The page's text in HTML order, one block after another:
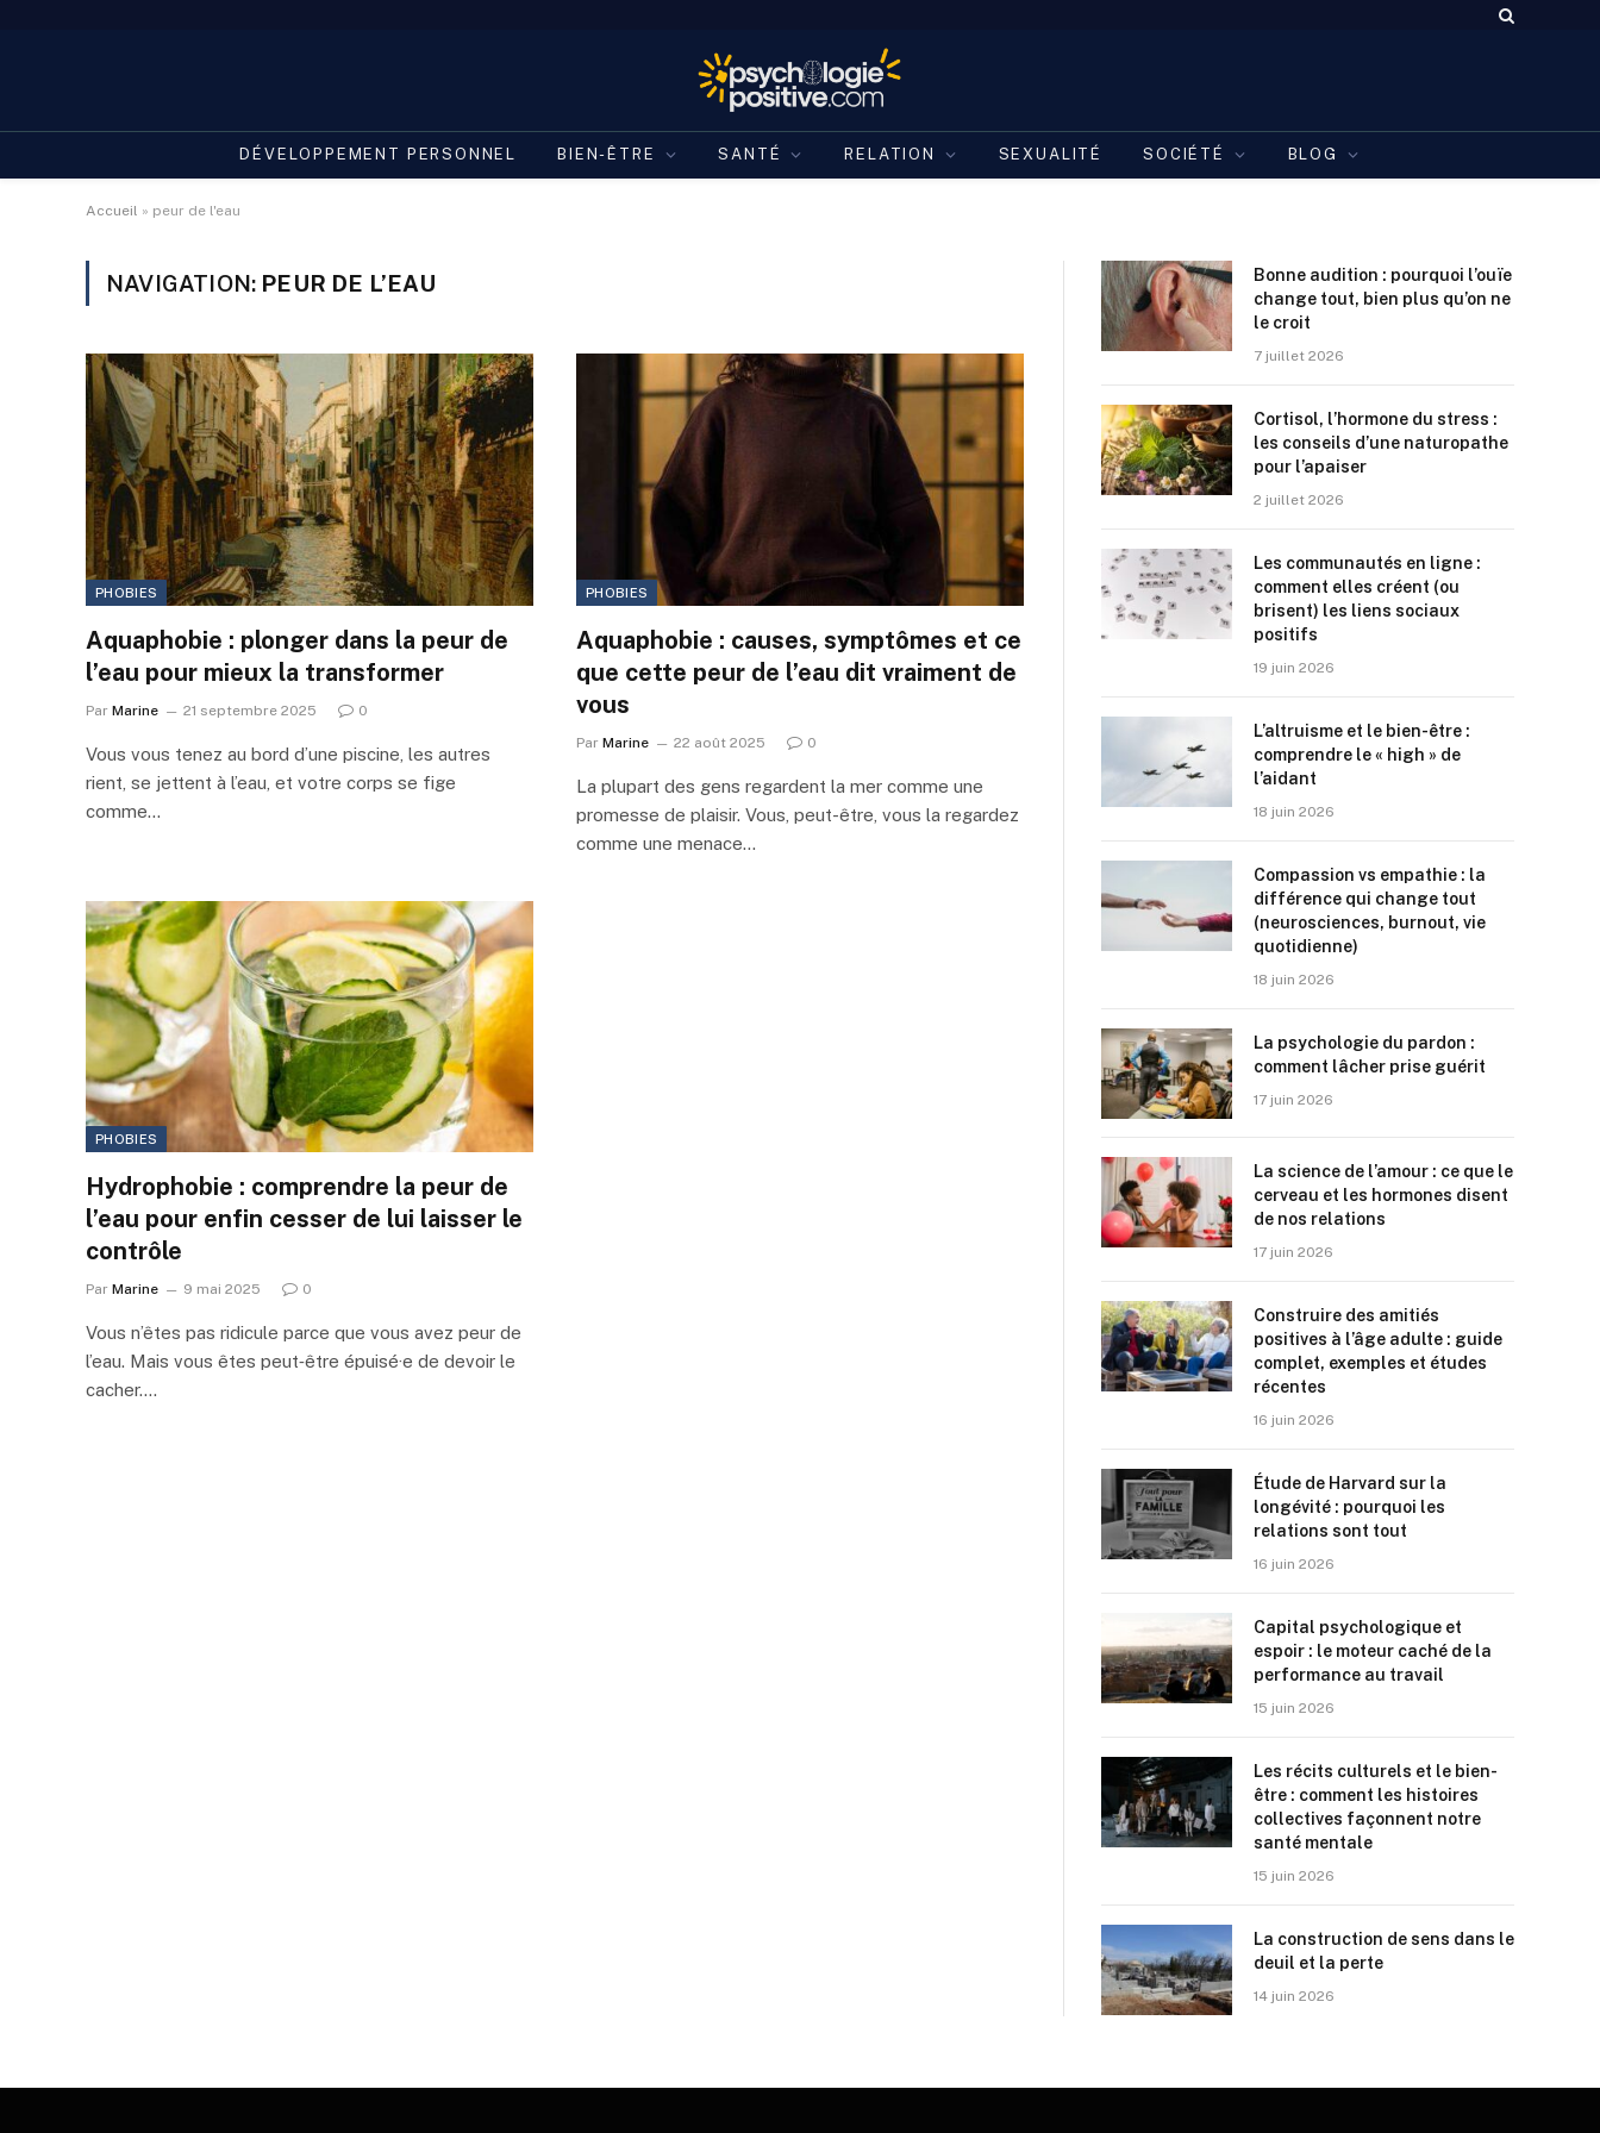
DÉVELOPPEMENT PERSONNEL BIEN-ÊTRE SANTÉ RELATION SEXUALITÉ SOCIÉTÉ BLOG
Accueil » peur de l'eau
NAVIGATION: PEUR DE L’EAU
PHOBIES
Aquaphobie : plonger dans la peur de
l’eau pour mieux la transformer
Par Marine 21 septembre 2025 0
Vous vous tenez au bord d’une piscine, les autres
rient, se jettent à l’eau, et votre corps se fige
comme…
PHOBIES
Aquaphobie : causes, symptômes et ce
que cette peur de l’eau dit vraiment de
vous
Par Marine 22 août 2025 0
La plupart des gens regardent la mer comme une
promesse de plaisir. Vous, peut-être, vous la regardez
comme une menace…
PHOBIES
Hydrophobie : comprendre la peur de
l’eau pour enfin cesser de lui laisser le
contrôle
Par Marine 9 mai 2025 0
Vous n’êtes pas ridicule parce que vous avez peur de
l’eau. Mais vous êtes peut‑être épuisé·e de devoir le
cacher.…
Bonne audition : pourquoi l’ouïe
change tout, bien plus qu’on ne
le croit
7 juillet 2026
Cortisol, l’hormone du stress :
les conseils d’une naturopathe
pour l’apaiser
2 juillet 2026
Les communautés en ligne :
comment elles créent (ou
brisent) les liens sociaux
positifs
19 juin 2026
L’altruisme et le bien-être :
comprendre le « high » de
l’aidant
18 juin 2026
Compassion vs empathie : la
différence qui change tout
(neurosciences, burnout, vie
quotidienne)
18 juin 2026
La psychologie du pardon :
comment lâcher prise guérit
17 juin 2026
La science de l’amour : ce que le
cerveau et les hormones disent
de nos relations
17 juin 2026
Construire des amitiés
positives à l’âge adulte : guide
complet, exemples et études
récentes
16 juin 2026
Étude de Harvard sur la
longévité : pourquoi les
relations sont tout
16 juin 2026
Capital psychologique et
espoir : le moteur caché de la
performance au travail
15 juin 2026
Les récits culturels et le bien-
être : comment les histoires
collectives façonnent notre
santé mentale
15 juin 2026
La construction de sens dans le
deuil et la perte
14 juin 2026